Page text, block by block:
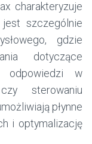
charakteryzuje
szczególnie
gdzie
dotyczące
odpowiedzi w
sterowaniu
płynne
i optymalizację